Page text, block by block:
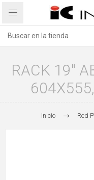
RACK 19"
Inicio Red